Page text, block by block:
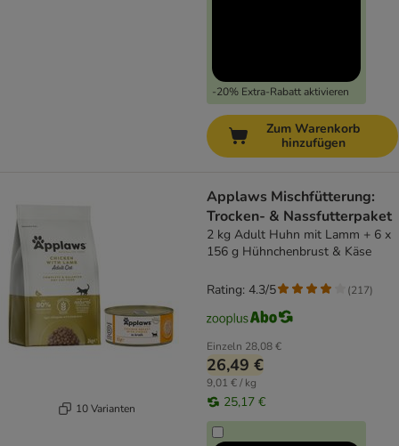
-20% Extra-Rabatt aktivieren
Zum Warenkorb
hinzufügen
10 Varianten
Applaws Mischfütterung:
Trocken- & Nassfutterpaket
2 kg Adult Huhn mit Lamm + 6 x
156 g Hühnchenbrust & Käse
Einzeln 28,08 €
26,49 €
9,01 € / kg
25,17 €
Rating: 4.3/5 (217)